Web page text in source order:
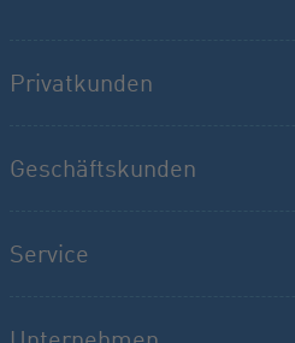
Privatkunden
Geschäftskunden
Service